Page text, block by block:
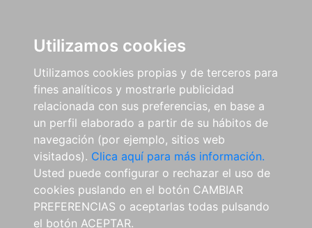
Utilizamos cookies
Utilizamos cookies propias y de terceros para
fines analíticos y mostrarle publicidad
relacionada con sus preferencias, en base a
un perfil elaborado a partir de su hábitos de
navegación (por ejemplo, sitios web
visitados). Clica aquí para más información.
Usted puede configurar o rechazar el uso de
cookies puslando en el botón CAMBIAR
PREFERENCIAS o aceptarlas todas pulsando
el botón ACEPTAR.